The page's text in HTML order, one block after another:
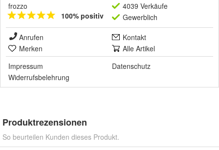
frozzo
100% positiv
4039 Verkäufe
Gewerblich
Anrufen
Kontakt
Merken
Alle Artikel
Impressum
Datenschutz
Widerrufsbelehrung
Produktrezensionen
So beurteilen Kunden dieses Produkt.